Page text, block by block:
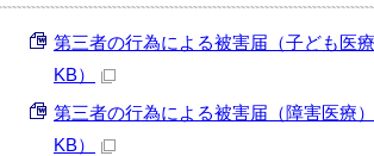
第三者の行為による被害届（子ども医
KB）
第三者の行為による被害届（障害医療
KB）